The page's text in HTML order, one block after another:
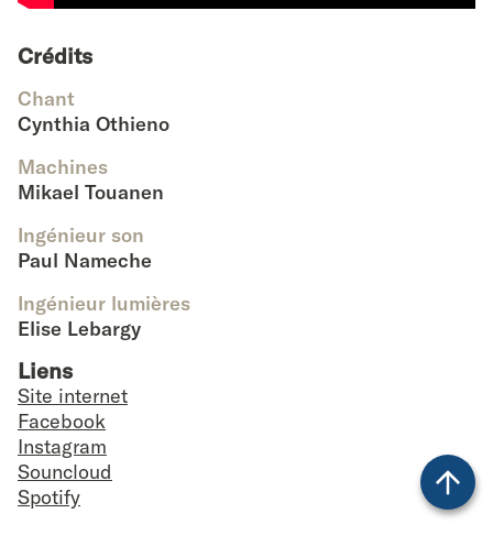
Crédits
Chant
Cynthia Othieno
Machines
Mikael Touanen
Ingénieur son
Paul Nameche
Ingénieur lumières
Elise Lebargy
Liens
Site internet
Facebook
Instagram
Souncloud
Spotify